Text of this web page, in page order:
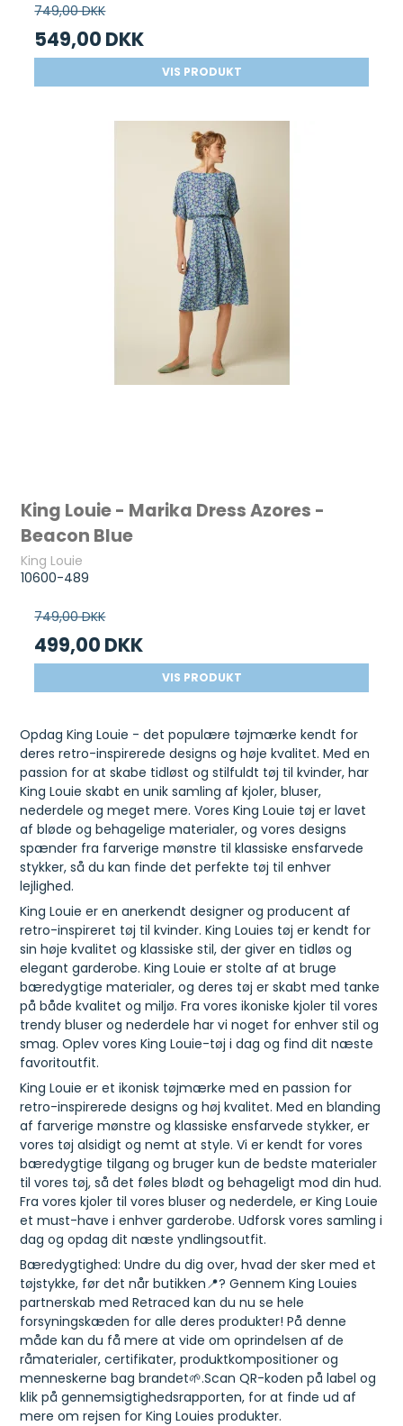
749,00 DKK
549,00 DKK
VIS PRODUKT
King Louie - Marika Dress Azores -
Beacon Blue
King Louie
10600-489
749,00 DKK
499,00 DKK
VIS PRODUKT
Opdag King Louie - det populære tøjmærke kendt for
deres retro-inspirerede designs og høje kvalitet. Med en
passion for at skabe tidløst og stilfuldt tøj til kvinder, har
King Louie skabt en unik samling af kjoler, bluser,
nederdele og meget mere. Vores King Louie tøj er lavet
af bløde og behagelige materialer, og vores designs
spænder fra farverige mønstre til klassiske ensfarvede
stykker, så du kan finde det perfekte tøj til enhver
lejlighed.
King Louie er en anerkendt designer og producent af
retro-inspireret tøj til kvinder. King Louies tøj er kendt for
sin høje kvalitet og klassiske stil, der giver en tidløs og
elegant garderobe. King Louie er stolte af at bruge
bæredygtige materialer, og deres tøj er skabt med tanke
på både kvalitet og miljø. Fra vores ikoniske kjoler til vores
trendy bluser og nederdele har vi noget for enhver stil og
smag. Oplev vores King Louie-tøj i dag og find dit næste
favoritoutfit.
King Louie er et ikonisk tøjmærke med en passion for
retro-inspirerede designs og høj kvalitet. Med en blanding
af farverige mønstre og klassiske ensfarvede stykker, er
vores tøj alsidigt og nemt at style. Vi er kendt for vores
bæredygtige tilgang og bruger kun de bedste materialer
til vores tøj, så det føles blødt og behageligt mod din hud.
Fra vores kjoler til vores bluser og nederdele, er King Louie
et must-have i enhver garderobe. Udforsk vores samling i
dag og opdag dit næste yndlingsoutfit.
Bæredygtighed: Undre du dig over, hvad der sker med et
tøjstykke, før det når butikken📍? Gennem King Louies
partnerskab med Retraced kan du nu se hele
forsyningskæden for alle deres produkter! På denne
måde kan du få mere at vide om oprindelsen af de
råmaterialer, certifikater, produktkompositioner og
menneskerne bag brandet🌱.Scan QR-koden på label og
klik på gennemsigtighedsrapporten, for at finde ud af
mere om rejsen for King Louies produkter.